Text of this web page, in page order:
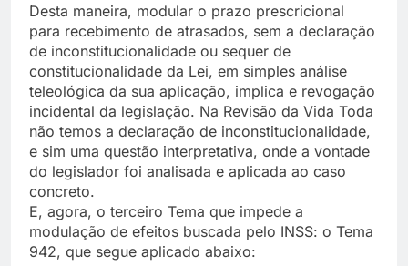
Desta maneira, modular o prazo prescricional
para recebimento de atrasados, sem a declaração
de inconstitucionalidade ou sequer de
constitucionalidade da Lei, em simples análise
teleológica da sua aplicação, implica e revogação
incidental da legislação. Na Revisão da Vida Toda
não temos a declaração de inconstitucionalidade,
e sim uma questão interpretativa, onde a vontade
do legislador foi analisada e aplicada ao caso
concreto.
E, agora, o terceiro Tema que impede a
modulação de efeitos buscada pelo INSS: o Tema
942, que segue aplicado abaixo: